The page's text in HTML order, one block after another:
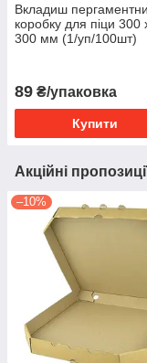
Вкладиш
коробку для піци 300
300 мм (1/уп/100шт)
89 ₴/упаковка
Купити
Акційні
–10%